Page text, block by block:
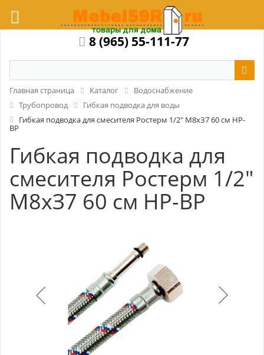
8 (965) 55-111-77
Главная страница Каталог
Водоснабжение
Трубопровод
Гибкая подводка для воды
Гибкая подводка для смесителя Ростерм 1/2" М8хЗ7 60 см НР-
ВР
Гибкая подводка для
смесителя Ростерм 1/2"
М8хЗ7 60 см НР-ВР